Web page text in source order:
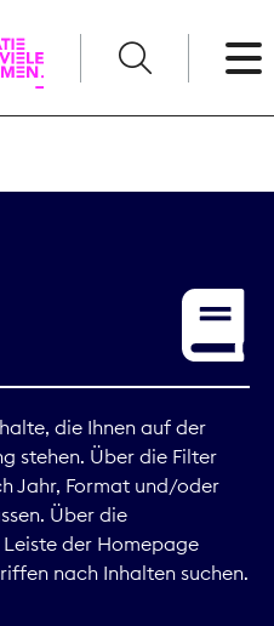
die Ihnen auf der
stehen. Über die Filter
Jahr, Format und/oder
Über die
der Homepage
nach Inhalten suchen.